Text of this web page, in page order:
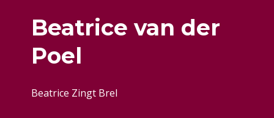
Beatrice van der
Poel
Beatrice Zingt Brel